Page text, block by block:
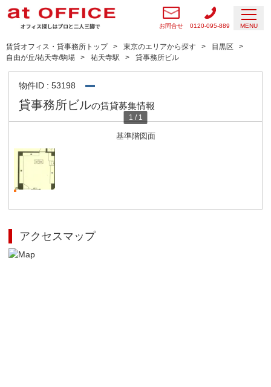
お問合せ 0120-095-889 MENU
賃貸オフィス・貸事務所トップ 東京のエリアから探す
目黒区
自由が丘/祐天寺/駒場
祐天寺駅 貸事務所ビル
物件ID : 53198
貸事務所ビルの賃貸募集情報
基準階図面
1 / 1
アクセスマップ